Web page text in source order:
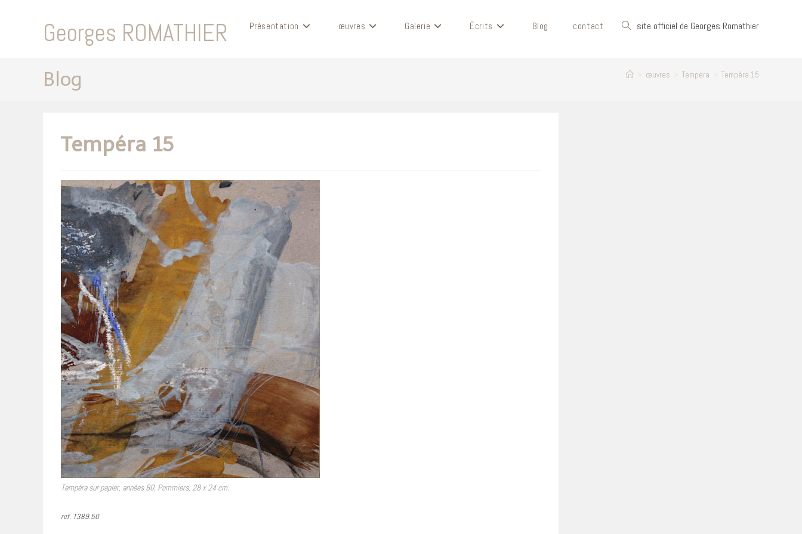
Georges ROMATHIER site officiel de Georges Romathier
Présentation œuvres Galerie Écrits Blog contact Toggle
search
Blog œuvres Tempera Tempéra 15
Tempéra 15
Tempéra sur papier, années 80, Pommiers, 28 x 24 cm.
ref. T389.50